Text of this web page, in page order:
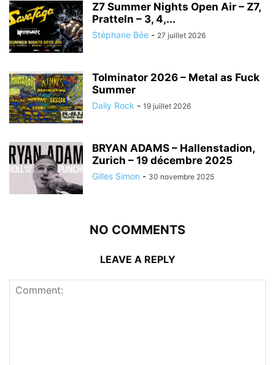
Z7 Summer Nights Open Air – Z7,
Pratteln – 3, 4,...
Stéphane Bée - 27 juillet 2026
Tolminator 2026 – Metal as Fuck
Summer
Daily Rock - 19 juillet 2026
BRYAN ADAMS – Hallenstadion,
Zurich – 19 décembre 2025
Gilles Simon - 30 novembre 2025
NO COMMENTS
LEAVE A REPLY